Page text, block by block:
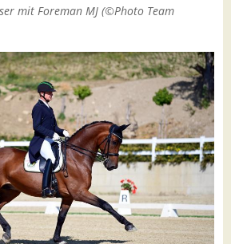
mit Foreman MJ (©Photo Team